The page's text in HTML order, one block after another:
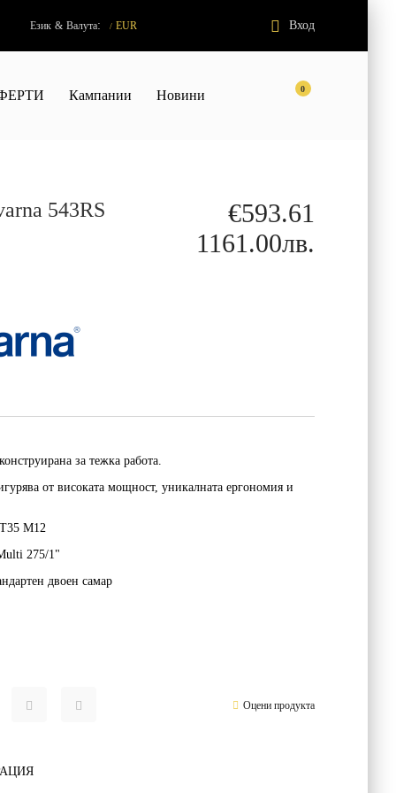
Език & Валута: / EUR Вход
0
Кампании Новини
543RS
€593.61
1161.00лв.
за тежка работа.
от високата мощност, уникалната ергономия и
T35 M12
275/1"
двоен самар
Оцени продукта